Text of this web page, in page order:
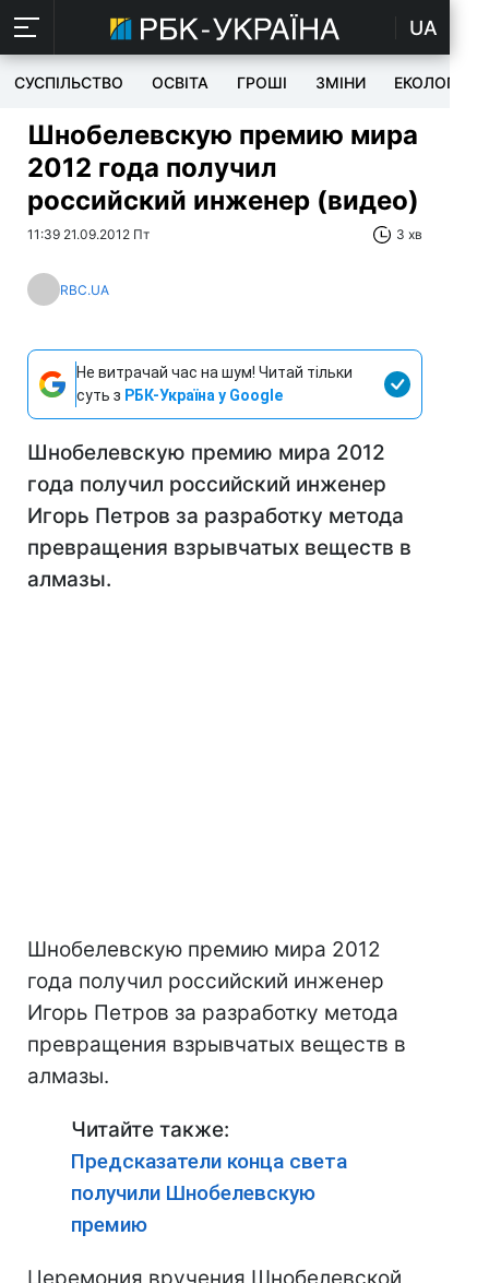
UA
СУСПІЛЬСТВО ОСВІТА ГРОШІ ЗМІНИ ЕКОЛОГІЯ
Шнобелевскую премию мира
2012 года получил
российский инженер (видео)
11:39 21.09.2012 Пт 3 хв
RBC.UA
Не витрачай час на шум! Читай тільки
суть з РБК-Україна у Google
Шнобелевскую премию мира 2012
года получил российский инженер
Игорь Петров за разработку метода
превращения взрывчатых веществ в
алмазы.
Шнобелевскую премию мира 2012
года получил российский инженер
Игорь Петров за разработку метода
превращения взрывчатых веществ в
алмазы.
Читайте также:
Предсказатели конца света
получили Шнобелевскую
премию